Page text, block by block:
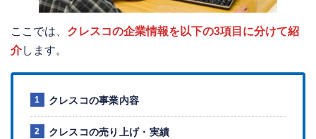
ここでは、 クレスコの企業情報を以下の3項目に分けて紹
介します。
クレスコの事業内容
クレスコの売り上げ・実績